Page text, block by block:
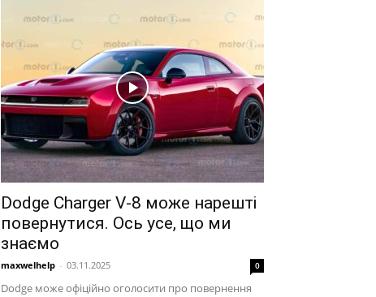
Dodge Charger V-8 може нарешті
повернутися. Ось усе, що ми
знаємо
maxwelhelp - 03.11.2025 0
Dodge може офіційно оголосити про повернення